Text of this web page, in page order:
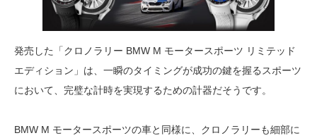
発売した「クロノラリー BMW M モータースポーツ リミテッド
エディション」は、一瞬のタイミングが成功の鍵を握るスポーツ
において、完璧な計時を実現するための計器だそうです。
BMW M モータースポーツの車と同様に、クロノラリーも細部に